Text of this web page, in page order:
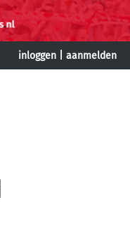
inloggen aanmelden